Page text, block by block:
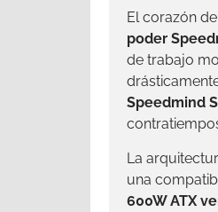
El corazón
poder
de trabajo
Speedmind
La
una
600W ATX